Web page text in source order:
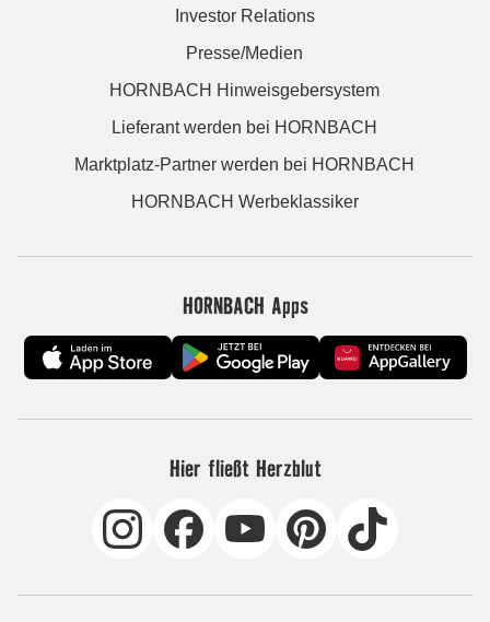
Investor Relations
Presse/Medien
HORNBACH Hinweisgebersystem
Lieferant werden bei HORNBACH
Marktplatz-Partner werden bei HORNBACH
HORNBACH Werbeklassiker
HORNBACH Apps
Hier fließt Herzblut